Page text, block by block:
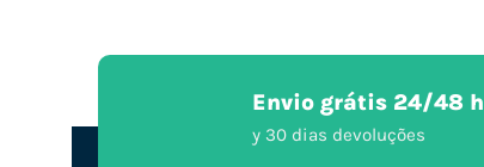
Envio grátis 24/48 h
y 30 dias devoluções